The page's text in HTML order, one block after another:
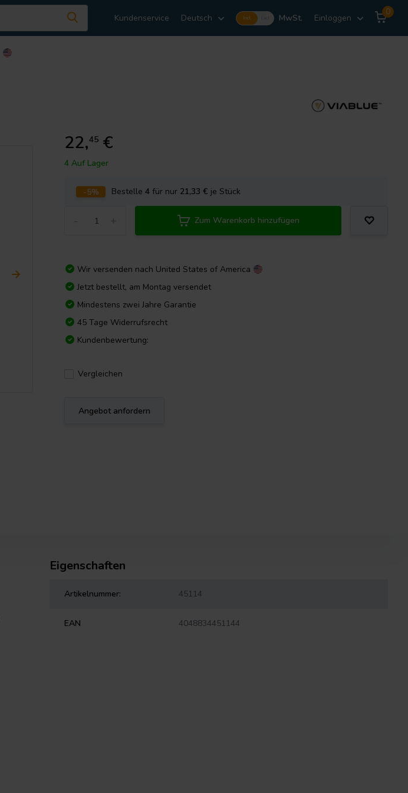
Kundenservice Deutsch Incl. MwSt. Einloggen
0
22,45 €
4 Auf Lager
-5% Bestelle4 für nur 21,33 € je Stück
Zum Warenkorb hinzufügen
Wir versenden nach United States of America
Jetzt bestellt, am Montag versendet
Mindestens zwei Jahre Garantie
45 Tage Widerrufsrecht
Kundenbewertung:
Vergleichen
Angebot anfordern
Eigenschaften
Artikelnummer: 45114
EAN 4048834451144